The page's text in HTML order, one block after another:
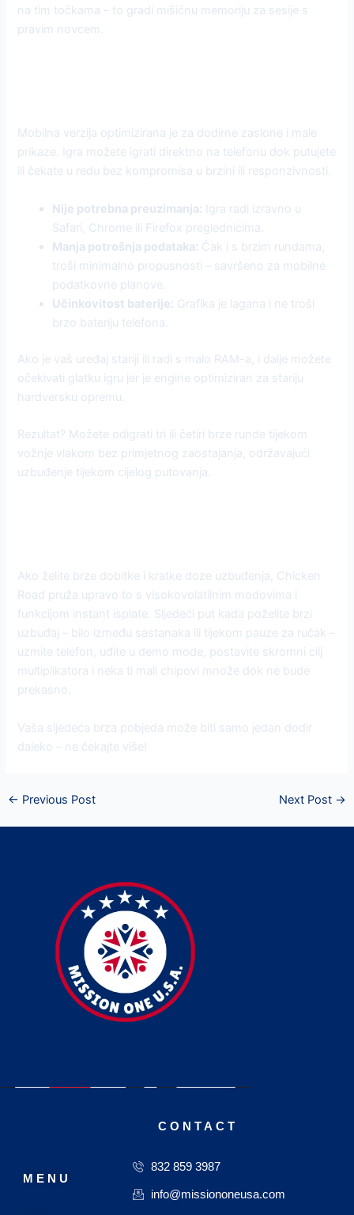
na tim točkama – to gradi mišićnu memoriju za sesije s
pravim novcem.
Mobilna verzija optimizirana je za dodirne zaslone i male
prikaze. Igra možete igrati direktno na telefonu dok putujete
ili čekate u redu bez kompromisa u brzini ili responzivnosti.
Nije potrebna preuzimanja: Igra radi izravno u
Safari, Chrome ili Firefox preglednicima.
Manja potrošnja podataka: Čak i s brzim rundama,
troši minimalno propusnosti – savršeno za mobilne
podatkovne planove.
Učinkovitost baterije: Grafika je lagana i ne troši
brzo bateriju telefona.
Ako je vaš uređaj stariji ili radi s malo RAM-a, i dalje možete
očekivati glatku igru jer je engine optimiziran za stariju
hardversku opremu.
Rezultat? Možete odigrati tri ili četiri brze runde tijekom
vožnje vlakom bez primjetnog zaostajanja, održavajući
uzbuđenje tijekom cijelog putovanja.
Ako želite brze dobitke i kratke doze uzbuđenja, Chicken
Road pruža upravo to s visokovolatilnim modovima i
funkcijom instant isplate. Sljedeći put kada poželite brzi
uzbuđaj – bilo između sastanaka ili tijekom pauze za ručak –
uzmite telefon, uđite u demo mode, postavite skromni cilj
multiplikatora i neka ti mali chipovi množe dok ne bude
prekasno.
Vaša sljedeća brza pobjeda može biti samo jedan dodir
daleko – ne čekajte više!
← Previous Post Next Post →
MENU
CONTACT
832 859 3987
info@missiononeusa.com